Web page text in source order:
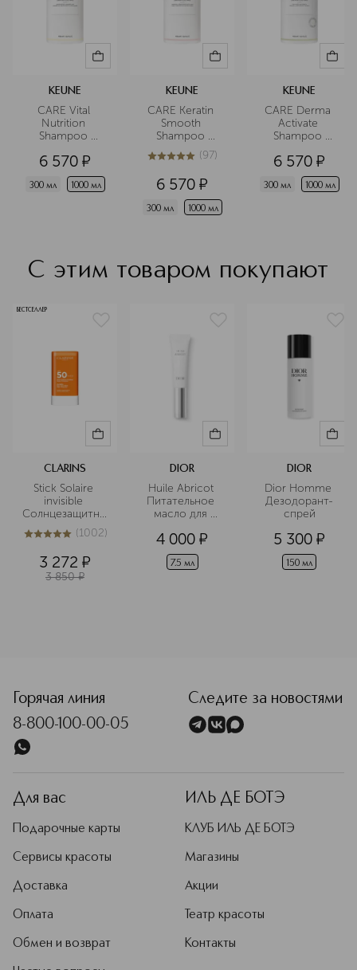
KEUNE
CARE Vital
Nutrition
Shampoo
Основное
питание
6 570 ¤
300 мл 1000 мл
KEUNE
CARE Keratin
Smooth
Shampoo
Шампунь
Кератиновый
4.9из597 (97)
6 570 ¤
300 мл 1000 мл
KEUNE
CARE Derma
Activate
Shampoo
против
выпадения
волос
6 570 ¤
300 мл 1000 мл
С этим товаром покупают
БЕСТСЕЛЛЕР
CLARINS
Stick Solaire
invisible
Солнцезащитный
карандаш
SPF50
5из 51002 (1002)
3 272 ¤
3 850 ¤
DIOR
Huile Abricot
Питательное
масло для
кутикулы
4 000 ¤
7.5 мл
DIOR
Dior Homme
Дезодорант-
спрей
5 300 ¤
150 мл
Горячая линия
8-800-100-00-05
Следите за новостями
Для вас
Подарочные карты
Сервисы красоты
Доставка
Оплата
Обмен и возврат
ИЛЬ ДЕ БОТЭ
КЛУБ ИЛЬ ДЕ БОТЭ
Магазины
Акции
Театр красоты
Контакты